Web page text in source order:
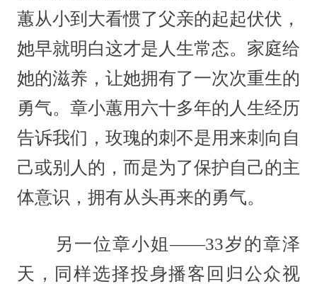
蕙从小到大看惯了父亲的起起伏伏，
她早就明白这才是人生常态。家庭给
她的滋养，让她拥有了一次次重生的
勇气。章小蕙用六十多年的人生经历
告诉我们，玫瑰的刺不是用来刺向自
己或别人的，而是为了保护自己的主
体意识，拥有从头再来的勇气。
另一位章小姐——33岁的章泽
天，同样选择投身播客回归公众视